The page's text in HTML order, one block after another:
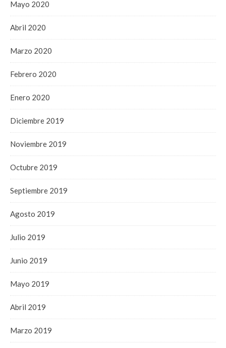
Mayo 2020
Abril 2020
Marzo 2020
Febrero 2020
Enero 2020
Diciembre 2019
Noviembre 2019
Octubre 2019
Septiembre 2019
Agosto 2019
Julio 2019
Junio 2019
Mayo 2019
Abril 2019
Marzo 2019